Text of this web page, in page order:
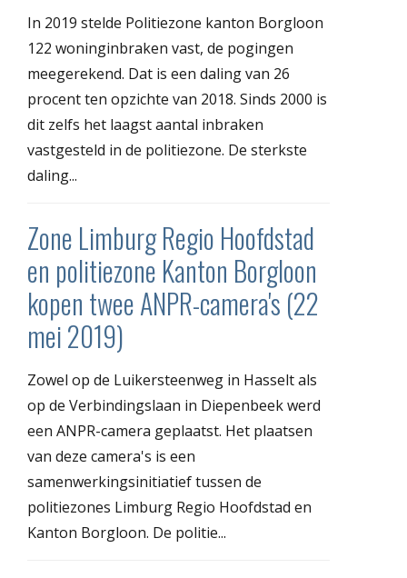
In 2019 stelde Politiezone kanton Borgloon
122 woninginbraken vast, de pogingen
meegerekend. Dat is een daling van 26
procent ten opzichte van 2018. Sinds 2000 is
dit zelfs het laagst aantal inbraken
vastgesteld in de politiezone. De sterkste
daling...
Zone Limburg Regio Hoofdstad
en politiezone Kanton Borgloon
kopen twee ANPR-camera's (22
mei 2019)
Zowel op de Luikersteenweg in Hasselt als
op de Verbindingslaan in Diepenbeek werd
een ANPR-camera geplaatst. Het plaatsen
van deze camera's is een
samenwerkingsinitiatief tussen de
politiezones Limburg Regio Hoofdstad en
Kanton Borgloon. De politie...